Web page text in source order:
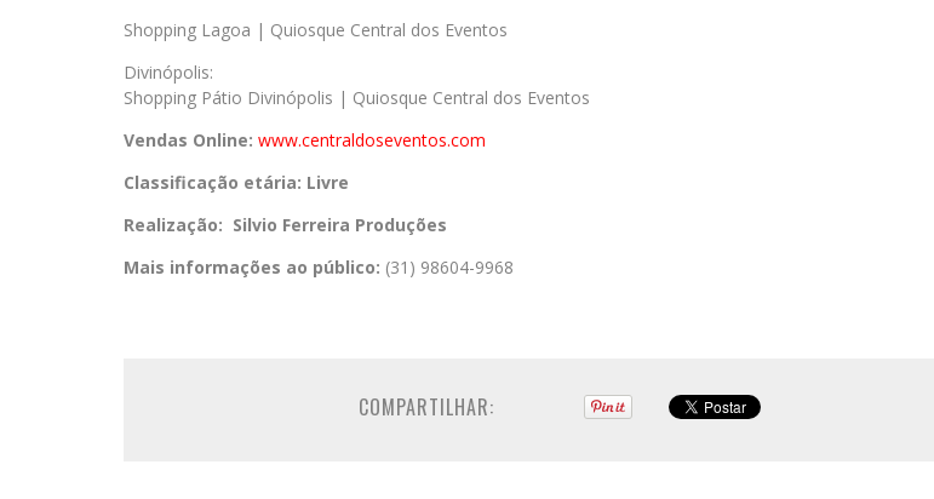
Shopping Lagoa | Quiosque Central dos Eventos
Divinópolis:
Shopping Pátio Divinópolis | Quiosque Central dos Eventos
Vendas Online: www.centraldoseventos.com
Classificação etária: Livre
Realização: Silvio Ferreira Produções
Mais informações ao público: (31) 98604-9968
COMPARTILHAR: